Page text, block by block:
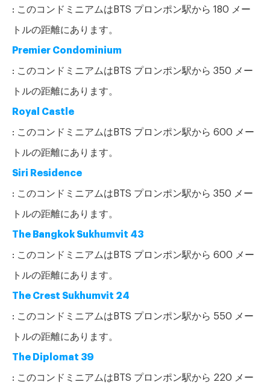
: このコンドミニアムはBTS プロンポン駅から 180 メー
トルの距離にあります。
Premier Condominium
: このコンドミニアムはBTS プロンポン駅から 350 メー
トルの距離にあります。
Royal Castle
: このコンドミニアムはBTS プロンポン駅から 600 メー
トルの距離にあります。
Siri Residence
: このコンドミニアムはBTS プロンポン駅から 350 メー
トルの距離にあります。
The Bangkok Sukhumvit 43
: このコンドミニアムはBTS プロンポン駅から 600 メー
トルの距離にあります。
The Crest Sukhumvit 24
: このコンドミニアムはBTS プロンポン駅から 550 メー
トルの距離にあります。
The Diplomat 39
: このコンドミニアムはBTS プロンポン駅から 220 メー